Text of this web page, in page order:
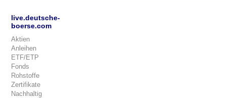
live.deutsche-
boerse.com
Aktien
Anleihen
ETF/ETP
Fonds
Rohstoffe
Zertifikate
Nachhaltig